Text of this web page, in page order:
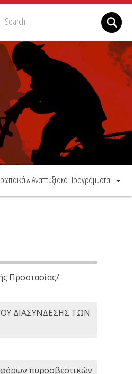
& Αναπτυξιακά Προγράμματα
Προστασίας/
ΔΙΑΣΥΝΔΕΣΗΣ ΤΩΝ
πυροσβεστικών